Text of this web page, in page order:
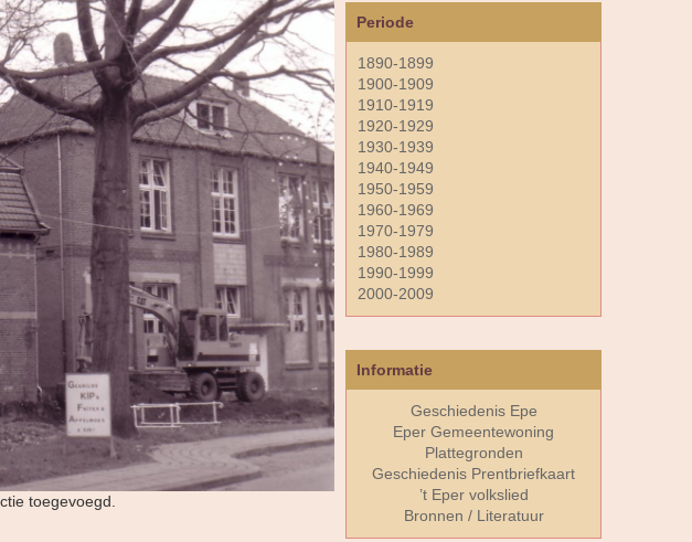
toegevoegd.
Periode
1890-1899
1900-1909
1910-1919
1920-1929
1930-1939
1940-1949
1950-1959
1960-1969
1970-1979
1980-1989
1990-1999
2000-2009
Informatie
Geschiedenis Epe
Eper Gemeentewoning
Plattegronden
Geschiedenis Prentbriefkaart
’t Eper volkslied
Bronnen / Literatuur